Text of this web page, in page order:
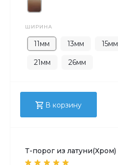
ШИРИНА
11мм 13мм 15мм
21мм 26мм
В корзину
Т-порог из латуни(Хром)